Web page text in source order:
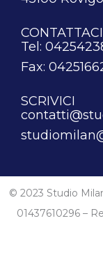
CONTATTACI
Tel:
Fax:
SCRIVICI
© 2023 Studio
01437610296 –